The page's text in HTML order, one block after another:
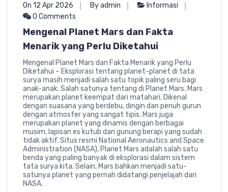
On 12 Apr 2026 By admin
Informasi
0 Comments
Mengenal Planet Mars dan Fakta
Menarik yang Perlu Diketahui
Mengenal Planet Mars dan Fakta Menarik yang Perlu
Diketahui – Eksplorasi tentang planet-planet di tata
surya masih menjadi salah satu topik paling seru bagi
anak-anak. Salah satunya tentang di Planet Mars. Mars
merupakan planet keempat dari matahari. Dikenal
dengan suasana yang berdebu, dingin dan penuh gurun
dengan atmosfer yang sangat tipis. Mars juga
merupakan planet yang dinamis dengan berbagai
musim, lapisan es kutub dan gunung berapi yang sudah
tidak aktif. Situs resmi National Aeronautics and Space
Administration (NASA), Planet Mars adalah salah satu
benda yang paling banyak di eksplorasi dalam sistem
tata surya kita. Selain, Mars bahkan menjadi satu-
satunya planet yang pernah didatangi penjelajah dari
NASA.